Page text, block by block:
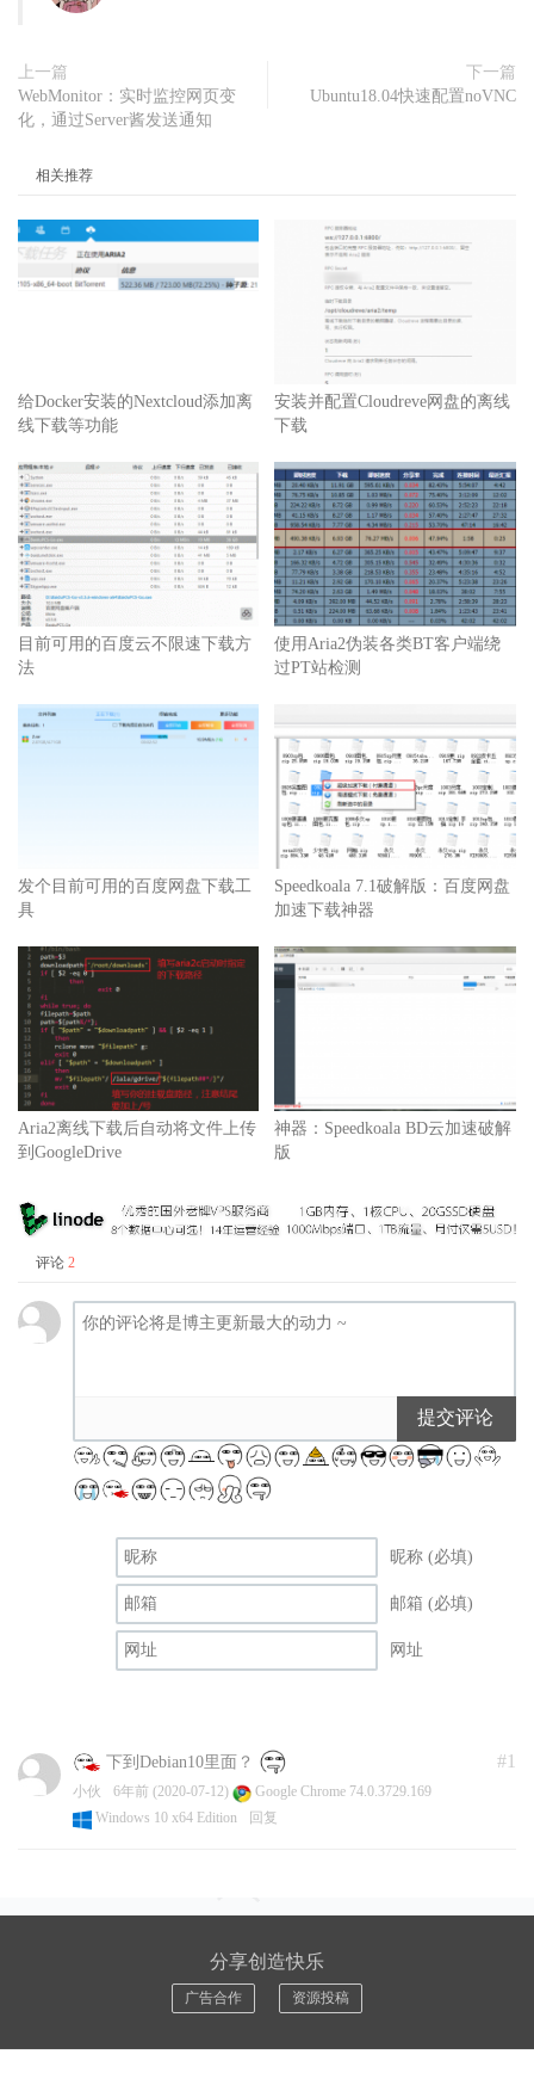
上一篇
WebMonitor：实时监控网页变
化，通过Server酱发送通知
下一篇
Ubuntu18.04快速配置noVNC
相关推荐
给Docker安装的Nextcloud添加离
线下载等功能
安装并配置Cloudreve网盘的离线
下载
目前可用的百度云不限速下载方
法
使用Aria2伪装各类BT客户端绕
过PT站检测
发个目前可用的百度网盘下载工
具
Speedkoala 7.1破解版：百度网盘
加速下载神器
Aria2离线下载后自动将文件上传
到GoogleDrive
神器：Speedkoala BD云加速破解
版
评论 2
提交评论
昵称 (必填)
邮箱 (必填)
网址
#1
下到Debian10里面？
小伙 6年前 (2020-07-12)
Google Chrome 74.0.3729.169
Windows 10 x64 Edition
回复
分享创造快乐
广告合作 资源投稿